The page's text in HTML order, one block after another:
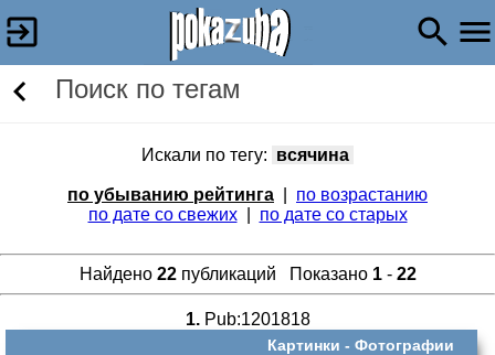
Поиск по тегам
Искали по тегу: всячина
по убыванию рейтинга
по возрастанию
по дате со свежих| по дате со старых
Найдено 22публикаций Показано 1- 22
1.Pub:1201818
Картинки - Фотографии